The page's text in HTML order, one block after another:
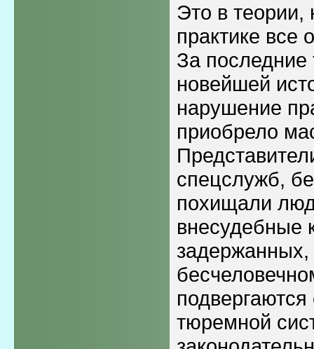
Это в
практике все
За последние
новейшей
нарушение
приобрело
спецслужб,
похищали
внесудебные
тюремной